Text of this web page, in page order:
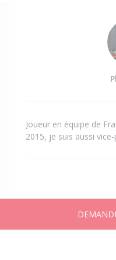
Joueur en équipe de
2015, je suis aussi
Annonces